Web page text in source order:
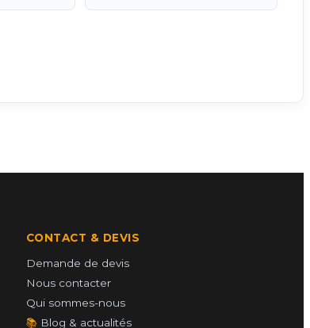
CONTACT & DEVIS
Demande de devis
Nous contacter
Qui sommes-nous
📚 Blog & actualités